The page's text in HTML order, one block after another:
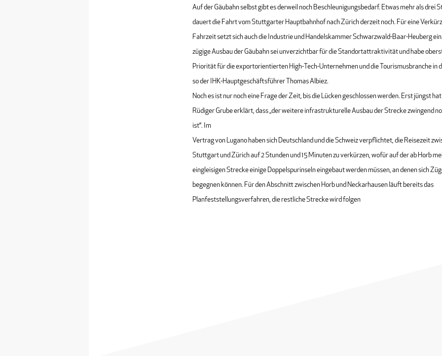
Auf der Gäubahn selbst gibt es derweil noch Beschleunigungsbedarf. Etwas mehr als drei
dauert die Fahrt vom Stuttgarter Hauptbahnhof nach Zürich derzeit noch. Für eine
Fahrzeit setzt sich auch die Industrie und Handelskammer Schwarzwald-Baar-Heuberg
zügige Ausbau der Gäubahn sei unverzichtbar für die Standortattraktivität und habe
Priorität für die exportorientierten High-Tech-Unternehmen und die Tourismusbranche in
so der IHK-Hauptgeschäftsführer Thomas Albiez.
Noch es ist nur noch eine Frage der Zeit, bis die Lücken geschlossen werden. Erst jüngst
Rüdiger Grube erklärt, dass „der weitere infrastrukturelle Ausbau der Strecke zwingend
ist“. Im
Vertrag von Lugano haben sich Deutschland und die Schweiz verpflichtet, die Reisezeit
Stuttgart und Zürich auf 2 Stunden und 15 Minuten zu verkürzen, wofür auf der ab Horb
eingleisigen Strecke einige Doppelspurinseln eingebaut werden müssen, an denen sich
begegnen können. Für den Abschnitt zwischen Horb und Neckarhausen läuft bereits das
Planfeststellungsverfahren, die restliche Strecke wird folgen